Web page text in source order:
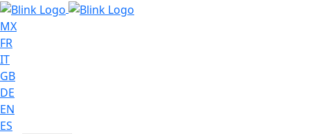
MX
FR
IT
GB
DE
EN
ES